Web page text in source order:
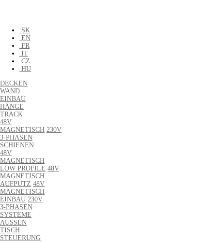
SK
EN
FR
IT
CZ
HU
DECKEN
WAND
EINBAU
HÄNGE
TRACK
48V
MAGNETISCH 230V
3-PHASEN
SCHIENEN
48V
MAGNETISCH
LOW PROFILE 48V
MAGNETISCH
AUFPUTZ 48V
MAGNETISCH
EINBAU 230V
3-PHASEN
SYSTEME
AUSSEN
TISCH
STEUERUNG